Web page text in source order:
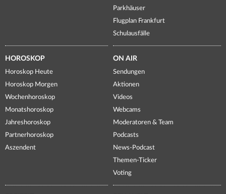
Parkhäuser
Flugplan Frankfurt
Schulausfälle
HOROSKOP
Horoskop Heute
Horoskop Morgen
Wochenhoroskop
Monatshoroskop
Jahreshoroskop
Partnerhoroskop
Aszendent
ON AIR
Sendungen
Aktionen
Videos
Webcams
Moderatoren & Team
Podcasts
News-Podcast
Themen-Ticker
Voting